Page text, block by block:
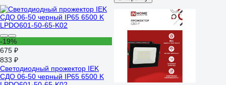
-19%
675 ₽
833 ₽
Светодиодный прожектор IEK
СДО 06-50 черный IP65 6500 K